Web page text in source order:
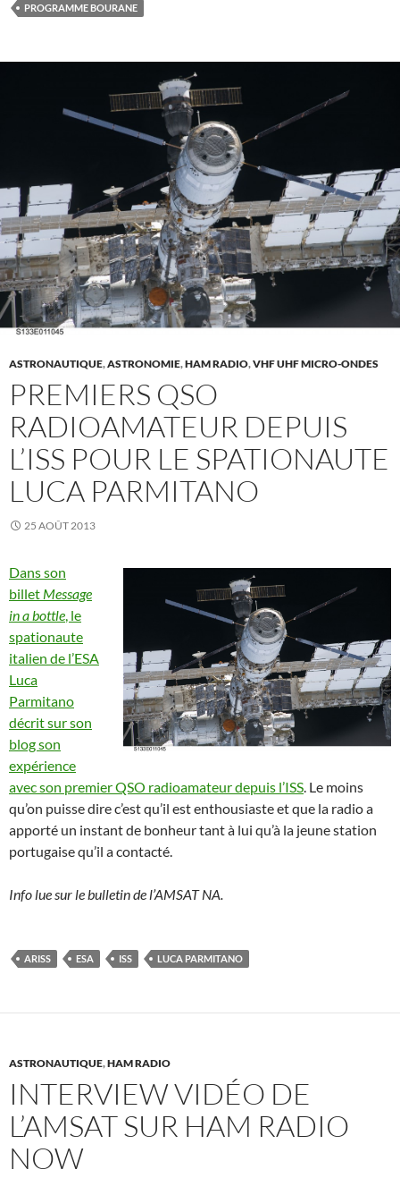
PROGRAMME BOURANE
ASTRONAUTIQUE,ASTRONOMIE,HAM RADIO,VHF UHF MICRO-ONDES
PREMIERS QSO
RADIOAMATEUR DEPUIS
L’ISS POUR LE SPATIONAUTE
LUCA PARMITANO
25 AOÛT 2013
Dans son
billet Message
in a bottle, le
spationaute
italien de l’ESA
Luca
Parmitano
décrit sur son
blog son
expérience
avec son premier QSO radioamateur depuis l’ISS. Le moins
qu’on puisse dire c’est qu’il est enthousiaste et que la radio a
apporté un instant de bonheur tant à lui qu’à la jeune station
portugaise qu’il a contacté.
Info lue sur le bulletin de l’AMSAT NA.
ARISS ESA ISS LUCA PARMITANO
ASTRONAUTIQUE,HAM RADIO
INTERVIEW VIDÉO DE
L’AMSAT SUR HAM RADIO
NOW